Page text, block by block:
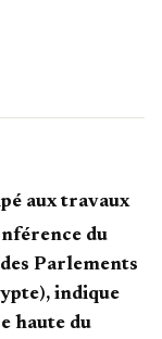
aux travaux
du
Parlements
indique
haute du